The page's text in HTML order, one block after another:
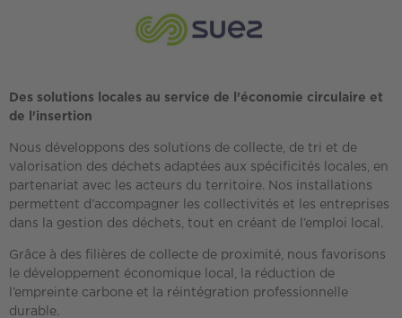
Des solutions locales au service de l'économie circulaire et
de l'insertion
Nous développons des solutions de collecte, de tri et de
valorisation des déchets adaptées aux spécificités locales, en
partenariat avec les acteurs du territoire. Nos installations
permettent d’accompagner les collectivités et les entreprises
dans la gestion des déchets, tout en créant de l’emploi local.
Grâce à des filières de collecte de proximité, nous favorisons
le développement économique local, la réduction de
l’empreinte carbone et la réintégration professionnelle
durable.